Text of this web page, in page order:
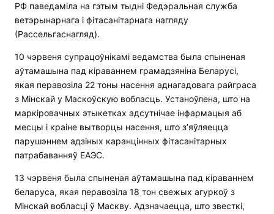
РФ паведаміла на гэтым тыдні Федэральная служба
ветэрынарнага і фітасанітарнага нагляду
(Рассельгаснагляд).
10 чэрвеня супрацоўнікамі ведамства была спыненая
аўтамашына пад кіраваннем грамадзяніна Беларусі,
якая перавозіла 22 тоны насення аднагадовага райграса
з Мінскай у Маскоўскую вобласць. Устаноўлена, што на
маркіровачных этыкетках адсутнічае інфармацыя аб
месцы і краіне вытворцы насення, што з’яўляецца
парушэннем адзіных каранцінных фітасанітарных
патрабаванняў ЕАЭС.
13 чэрвеня была спыненая аўтамашына пад кіраваннем
беларуса, якая перавозіла 18 тон свежых агуркоў з
Мінскай вобласці ў Маскву. Адзначаецца, што звесткі,